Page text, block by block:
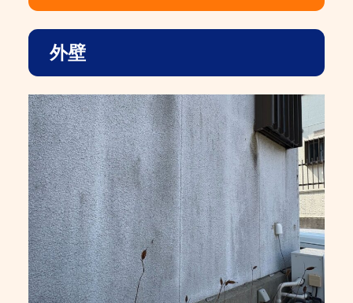
外壁